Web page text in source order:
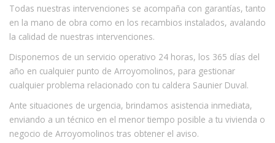
Todas nuestras intervenciones se acompaña con garantías, tanto
en la mano de obra como en los recambios instalados, avalando
la calidad de nuestras intervenciones.
Disponemos de un servicio operativo 24 horas, los 365 días del
año en cualquier punto de Arroyomolinos, para gestionar
cualquier problema relacionado con tu caldera Saunier Duval.
Ante situaciones de urgencia, brindamos asistencia inmediata,
enviando a un técnico en el menor tiempo posible a tu vivienda o
negocio de Arroyomolinos tras obtener el aviso.